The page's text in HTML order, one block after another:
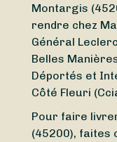
Montargis
rendre chez
Général
Belles
Déportés et
Côté Fleuri
Pour faire
(45200), faites